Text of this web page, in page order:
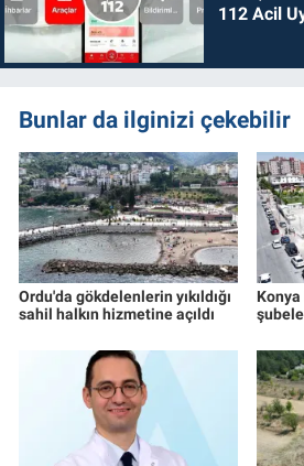
112 Acil
Bunlar da ilginizi çekebilir
Ordu'da gökdelenlerin yıkıldığı
sahil halkın hizmetine açıldı
Konya